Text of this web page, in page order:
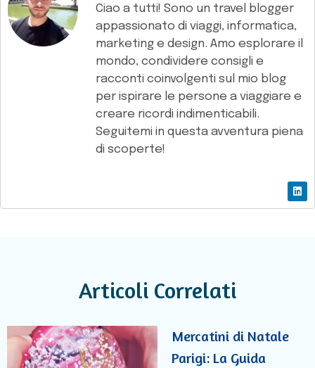
Ciao a tutti! Sono un travel blogger
appassionato di viaggi, informatica,
marketing e design. Amo esplorare il
mondo, condividere consigli e
racconti coinvolgenti sul mio blog
per ispirare le persone a viaggiare e
creare ricordi indimenticabili.
Seguitemi in questa avventura piena
di scoperte!
Articoli Correlati
Mercatini di Natale
Parigi: La Guida